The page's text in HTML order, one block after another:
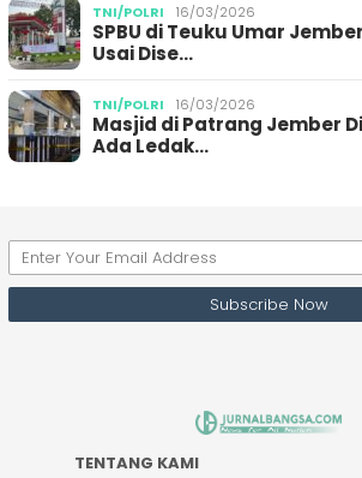
TNI/POLRI 16/03/2026
SPBU di Teuku Umar
Usai Dise…
TNI/POLRI 16/03/2026
Masjid di Patrang Jember
Ada Ledak…
TENTANG KAMI